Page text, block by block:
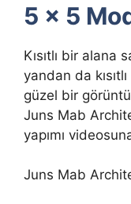
5 x 5
Kısıtlı bir alana
yandan da
güzel bir
Juns Mab
yapımı
Juns Mab